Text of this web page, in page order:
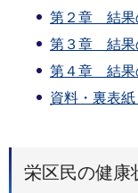
第２章 結果
第３章 結果
第４章 結果
資料・裏表紙
栄区民の健康